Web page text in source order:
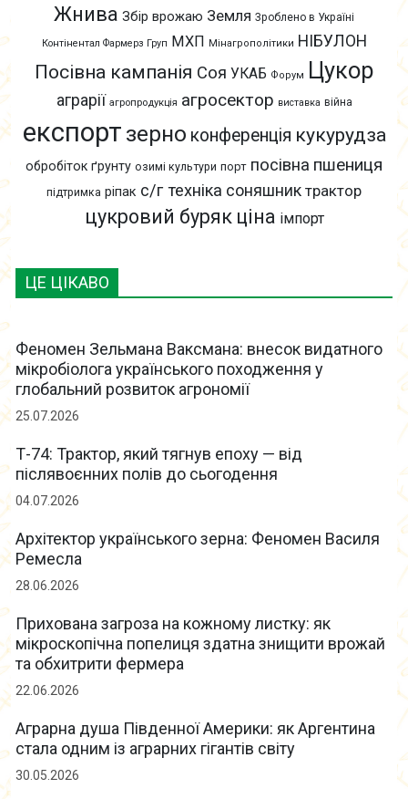
ЦЕ ЦІКАВО
Феномен Зельмана Ваксмана: внесок видатного
мікробіолога українського походження у
глобальний розвиток агрономії
25.07.2026
Т-74: Трактор, який тягнув епоху — від
післявоєнних полів до сьогодення
04.07.2026
Архітектор українського зерна: Феномен Василя
Ремесла
28.06.2026
Прихована загроза на кожному листку: як
мікроскопічна попелиця здатна знищити врожай
та обхитрити фермера
22.06.2026
Аграрна душа Південної Америки: як Аргентина
стала одним із аграрних гігантів світу
30.05.2026
Жнива Збір врожаю Земля Зроблено в Україні
Контінентал Фармерз Груп МХП Мінагрополітики НІБУЛОН
Посівна кампанія Соя УКАБ Форум Цукор
аграрії агропродукція агросектор виставка війна
експорт зерно конференція кукурудза
обробіток ґрунту озимі культури порт посівна пшениця
підтримка ріпак с/г техніка соняшник трактор
цукровий буряк ціна імпорт